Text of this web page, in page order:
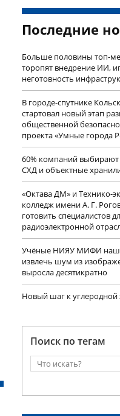
Последние
Больше половины топ-
торопят внедрение ИИ,
неготовность
В городе-спутнике
стартовал новый этап
общественной
проекта «Умные города
60% компаний выбирают
СХД и объектные
«Октава ДМ» и Технико-
колледж имени А. Г.
готовить специалистов
радиоэлектронной
Учëные НИЯУ МИФИ
извлечь шум из
выросла десятикратно
Новый шаг к углеродной
Поиск по тегам